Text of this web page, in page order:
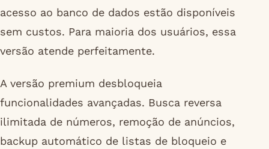
acesso ao banco de dados estão disponíveis
sem custos. Para maioria dos usuários, essa
versão atende perfeitamente.
A versão premium desbloqueia
funcionalidades avançadas. Busca reversa
ilimitada de números, remoção de anúncios,
backup automático de listas de bloqueio e